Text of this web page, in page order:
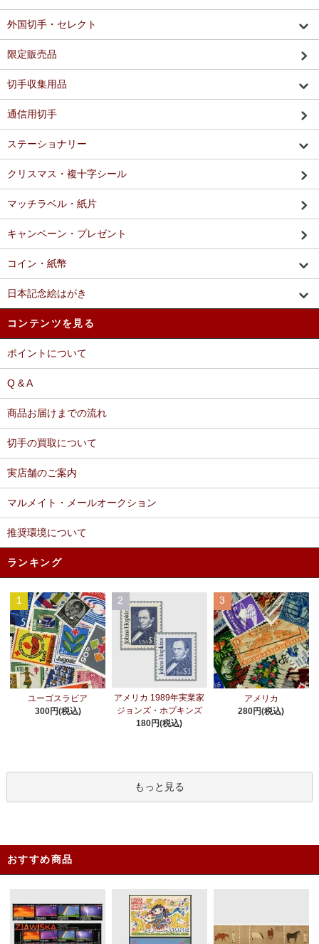
外国切手・セレクト
限定販売品
切手収集用品
通信用切手
ステーショナリー
クリスマス・複十字シール
マッチラベル・紙片
キャンペーン・プレゼント
コイン・紙幣
日本記念絵はがき
コンテンツを見る
ポイントについて
Q & A
商品お届けまでの流れ
切手の買取について
実店舗のご案内
マルメイト・メールオークション
推奨環境について
ランキング
1
ユーゴスラビア
300円(税込)
2
アメリカ 1989年実業家
ジョンズ・ホプキンズ
180円(税込)
3
アメリカ
280円(税込)
もっと見る
おすすめ商品